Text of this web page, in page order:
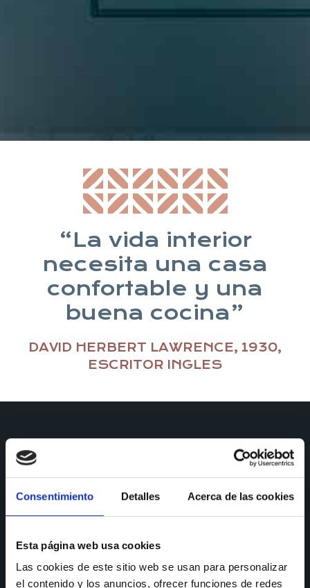
Consentimiento Detalles Acerca de las cookies
Esta página web usa cookies
Las cookies de este sitio web se usan para personalizar
el contenido y los anuncios, ofrecer funciones de redes
“La vida interior
necesita una casa
confortable y una
buena cocina”
DAVID HERBERT LAWRENCE, 1930,
ESCRITOR INGLES
nuestros canales y te responderemos a la mayor brevedad.